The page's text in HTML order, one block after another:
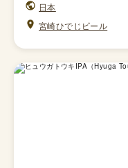
日本
宮崎ひでじビール